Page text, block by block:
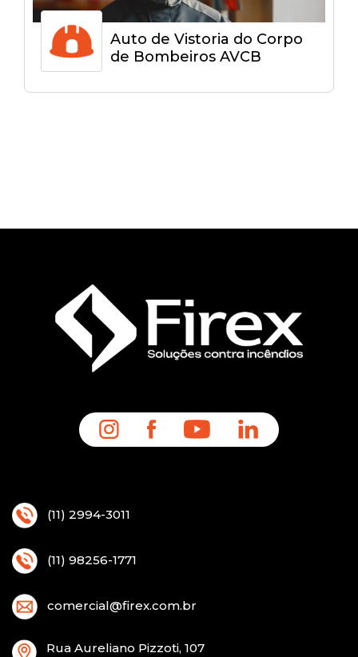
Auto de Vistoria do Corpo
de Bombeiros AVCB
(11) 2994-3011
(11) 98256-1771
comercial@firex.com.br
Rua Aureliano Pizzoti, 107